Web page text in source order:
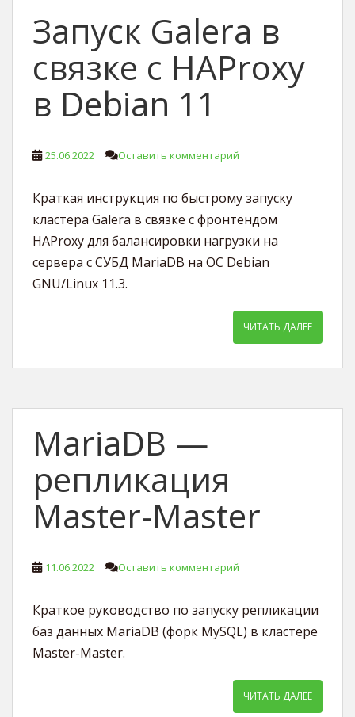
Запуск Galera в
связке с HAProxy
в Debian 11
25.06.2022 Оставить комментарий
Краткая инструкция по быстрому запуску
кластера Galera в связке с фронтендом
HAProxy для балансировки нагрузки на
сервера с СУБД MariaDB на ОС Debian
GNU/Linux 11.3.
ЧИТАТЬ ДАЛЕЕ
MariaDB —
репликация
Master-Master
11.06.2022 Оставить комментарий
Краткое руководство по запуску репликации
баз данных MariaDB (форк MySQL) в кластере
Master-Master.
ЧИТАТЬ ДАЛЕЕ